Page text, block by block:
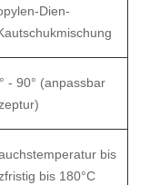
Dien-
- 90° (anpassbar
bis
bis 180°C